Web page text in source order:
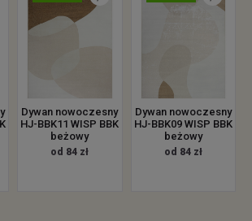
Dywan nowoczesny
HJ-BBK11 WISP BBK
beżowy
od 84 zł
Dywan nowoczesny
HJ-BBK09 WISP BBK
beżowy
od 84 zł